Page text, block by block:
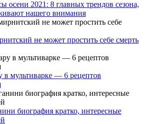
2021: 8 главных трендов сезона,
нашего внимания
не может простить себе смерть
в мультиварке — 6 рецептов
биография кратко, интересные